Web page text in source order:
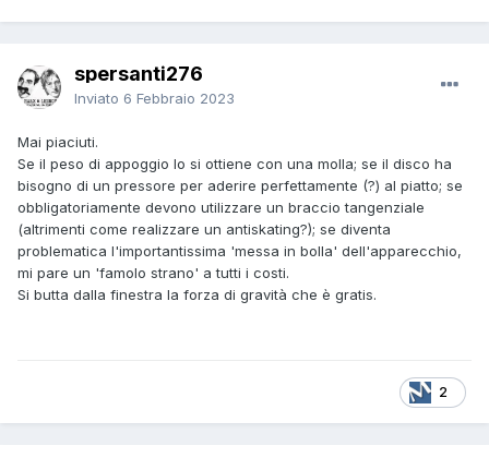
spersanti276
Inviato 6 Febbraio 2023
Mai piaciuti.
Se il peso di appoggio lo si ottiene con una molla; se il disco ha
bisogno di un pressore per aderire perfettamente (?) al piatto; se
obbligatoriamente devono utilizzare un braccio tangenziale
(altrimenti come realizzare un antiskating?); se diventa
problematica l'importantissima 'messa in bolla' dell'apparecchio,
mi pare un 'famolo strano' a tutti i costi.
Si butta dalla finestra la forza di gravità che è gratis.
2